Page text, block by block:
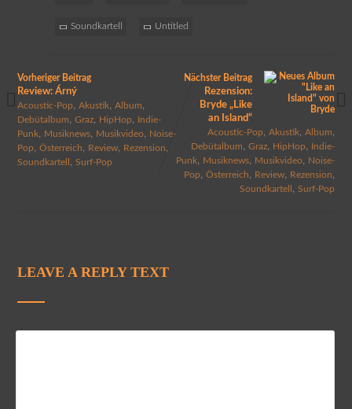
Soundkartell Untitled
Vorheriger Beitrag
Review: Árný
Acoustic-Pop Akustik, Album
Debütalbum Graz, HipHop
Indie-
Punk, Musiknews, Musikvideo,
Noise-
Pop
Österreich Review, Rezension
Soundkartell Surf-Pop
Nächster Beitrag
Rezension:
Bryde „Like
an Island“
Acoustic-Pop ,Akustik ,Album
Debütalbum ,Graz HipHop
Indie-
Punk
Musiknews Musikvideo
Noise-
Pop
,Österreich Review Rezension
Soundkartell ,Surf-Pop
LEAVE A REPLY TEXT